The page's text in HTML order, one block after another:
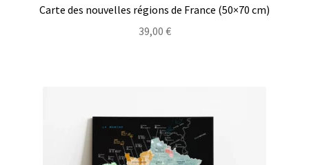
Carte des nouvelles régions de France (50×70 cm)
39,00 €